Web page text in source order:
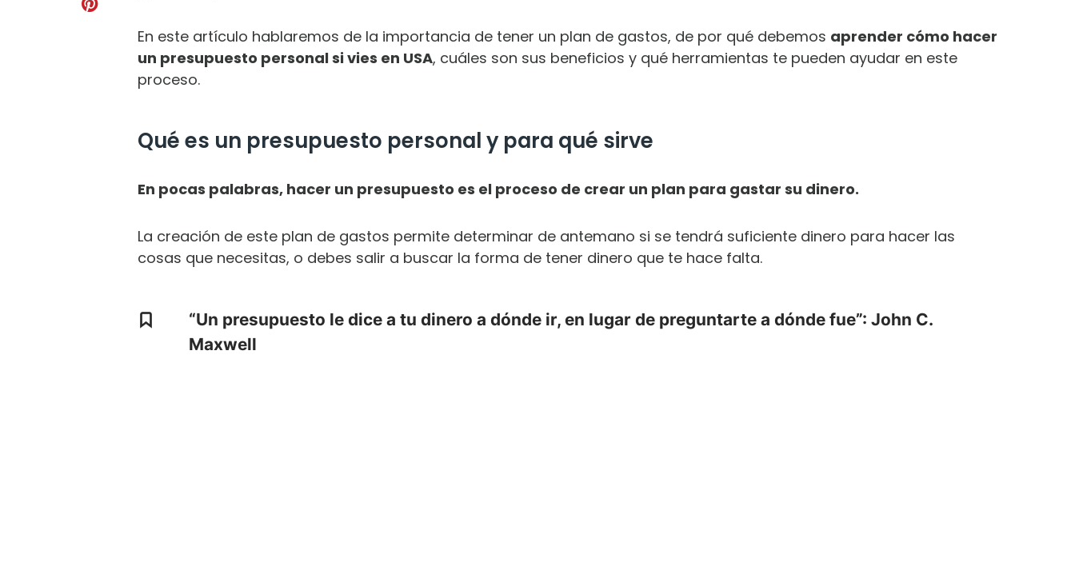
En este artículo hablaremos de la importancia de tener un plan de gastos, de por qué debemos aprender cómo hacer
un presupuesto personal si vies en USA, cuáles son sus beneficios y qué herramientas te pueden ayudar en este
proceso.
Qué es un presupuesto personal y para qué sirve
En pocas palabras, hacer un presupuesto es el proceso de crear un plan para gastar su dinero.
La creación de este plan de gastos permite determinar de antemano si se tendrá suficiente dinero para hacer las
cosas que necesitas, o debes salir a buscar la forma de tener dinero que te hace falta.
“Un presupuesto le dice a tu dinero a dónde ir, en lugar de preguntarte a dónde fue”: John C.
Maxwell